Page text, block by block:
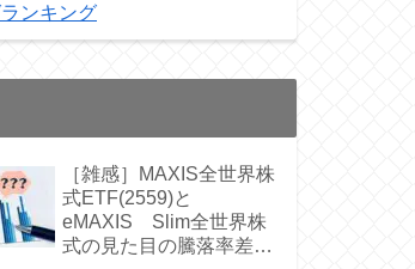
ンキング
［雑感］MAXIS全世界株
式ETF(2559)と
eMAXIS Slim全世界株
式の見た目の騰落率差に